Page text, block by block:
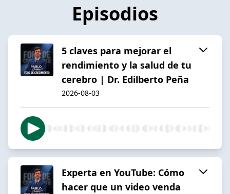
Episodios
5 claves para mejorar el
rendimiento y la salud de tu
cerebro | Dr. Edilberto Peña
2026-08-03
Experta en YouTube: Cómo
hacer que un video venda